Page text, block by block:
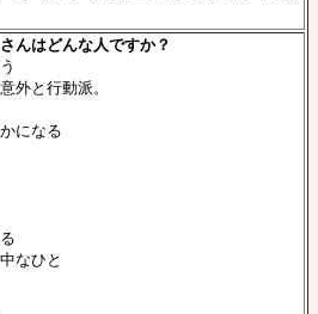
んはどんな人ですか？
外と行動派。
になる
なひと